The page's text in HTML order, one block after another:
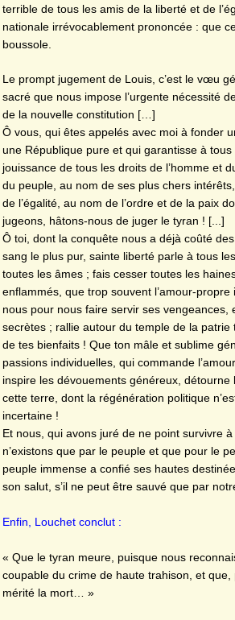
terrible de tous les amis de la liberté et de
nationale irrévocablement prononcée : que
boussole.
Le prompt jugement de Louis, c’est le vœu
sacré que nous impose l’urgente nécessité
de la nouvelle constitution […]
Ô vous, qui êtes appelés avec moi à fonder
une République pure et qui garantisse à tous
jouissance de tous les droits de l’homme et
du peuple, au nom de ses plus chers
de l’égalité, au nom de l’ordre et de la paix
jugeons, hâtons-nous de juger le tyran ! [...]
Ô toi, dont la conquête nous a déjà coûté
sang le plus pur, sainte liberté parle à tous
toutes les âmes ; fais cesser toutes les
enflammés, que trop souvent l’amour-
nous pour nous faire servir ses vengeances,
secrètes ; rallie autour du temple de la patrie
de tes bienfaits ! Que ton mâle et sublime
passions individuelles, qui commande
inspire les dévouements généreux, détourne
cette terre, dont la régénération politique
incertaine !
Et nous, qui avons juré de ne point survivre
n’existons que par le peuple et que pour le
peuple immense a confié ses hautes
son salut, s’il ne peut être sauvé que par
Enfin, Louchet conclut :
« Que le tyran meure, puisque nous
coupable du crime de haute trahison, et que,
mérité la mort… »